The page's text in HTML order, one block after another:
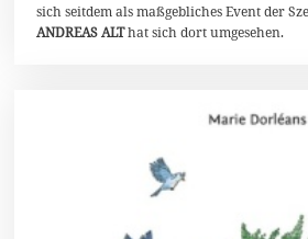
sich seitdem als maßgebliches Event der
ANDREAS ALThat sich dort umgesehen.